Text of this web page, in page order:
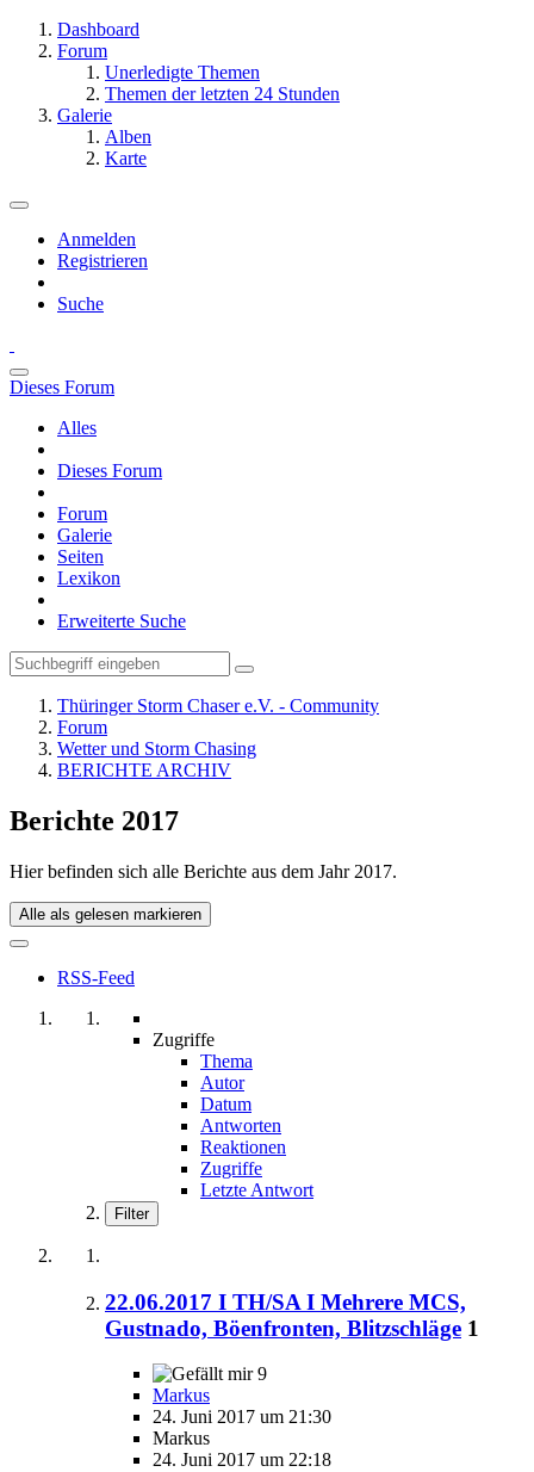
Dashboard
Forum
Unerledigte Themen
Themen der letzten 24 Stunden
Galerie
Alben
Karte
Anmelden
Registrieren
Suche
Dieses Forum
Alles
Dieses Forum
Forum
Galerie
Seiten
Lexikon
Erweiterte Suche
Thüringer Storm Chaser e.V. - Community
Forum
Wetter und Storm Chasing
BERICHTE ARCHIV
Berichte 2017
Hier befinden sich alle Berichte aus dem Jahr 2017.
Alle als gelesen markieren
RSS-Feed
Zugriffe
Thema
Autor
Datum
Antworten
Reaktionen
Zugriffe
Letzte Antwort
Filter
22.06.2017 I TH/SA I Mehrere MCS,
Gustnado, Böenfronten, Blitzschläge 1
9
Markus
24. Juni 2017 um 21:30
Markus
24. Juni 2017 um 22:18